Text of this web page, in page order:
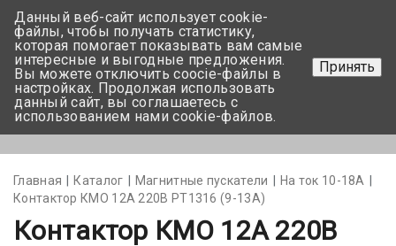
+375 17-350-99-56
+375 44-752-82-08
Задать вопрос
Главная Каталог Магнитные пускатели
На ток 10-18А
Контактор КМО 12А 220В РТ1316 (9-13А)
Контактор КМО 12А 220В
Данный веб-сайт использует cookie-
файлы, чтобы получать статистику,
которая помогает показывать вам самые
интересные и выгодные предложения.
Вы можете отключить coocie-файлы в
настройках. Продолжая использовать
данный сайт, вы соглашаетесь с
использованием нами cookie-файлов.
Принять